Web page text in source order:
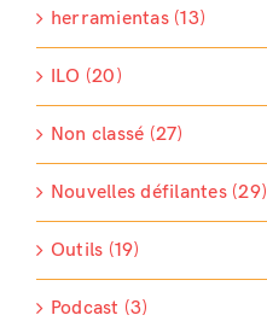
herramientas (13)
ILO (20)
Non classé (27)
Nouvelles défilantes (29)
Outils (19)
Podcast (3)